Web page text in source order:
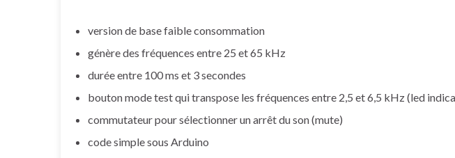
version de base faible consommation
génère des fréquences entre 25 et 65 kHz
durée entre 100 ms et 3 secondes
bouton mode test qui transpose les fréquences entre 2,5 et 6,5 kHz (led
commutateur pour sélectionner un arrêt du son (mute)
code simple sous Arduino